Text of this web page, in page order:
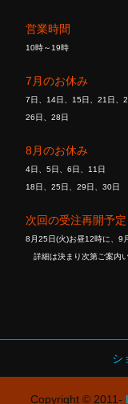
営業時間
10時～19時
7月のお休み
7日、14日、15日、21日、
26日、28日
8月のお休み
4日、5日、6日、11日
18日、25日、29日、30日
次回の受注再開予定
8月25日(火)お昼12時に、9
詳細は決まり次第ご案内い
シ
Copyright © 2011-